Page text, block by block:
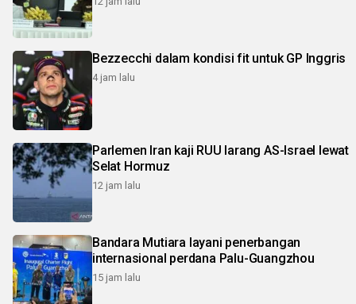
Bezzecchi dalam kondisi fit untuk GP Inggris
4 jam lalu
Parlemen Iran kaji RUU larang AS-Israel lewat
Selat Hormuz
12 jam lalu
Bandara Mutiara layani penerbangan
internasional perdana Palu-Guangzhou
15 jam lalu